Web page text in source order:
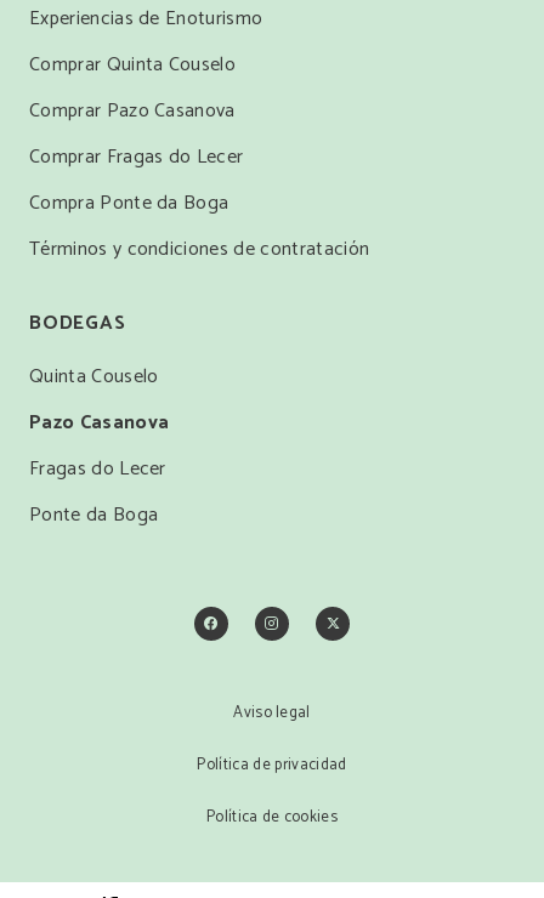
Experiencias de Enoturismo
Comprar Quinta Couselo
Comprar Pazo Casanova
Comprar Fragas do Lecer
Compra Ponte da Boga
Términos y condiciones de contratación
BODEGAS
Quinta Couselo
Pazo Casanova
Fragas do Lecer
Ponte da Boga
Aviso legal
Política de privacidad
Política de cookies